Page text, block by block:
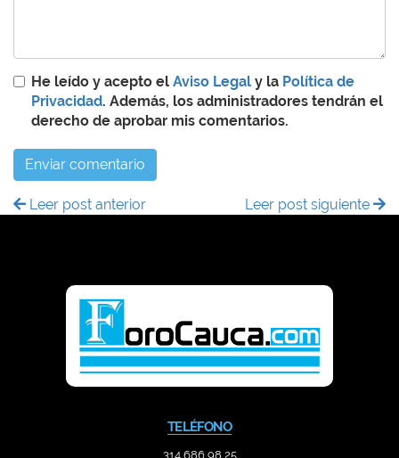
He leído y acepto el Aviso Legal y la Política de
Privacidad. Además, los administradores tendrán el
derecho de aprobar mis comentarios.
Enviar comentario
Leer post anterior Leer post siguiente
TELÉFONO
314 686 98 25